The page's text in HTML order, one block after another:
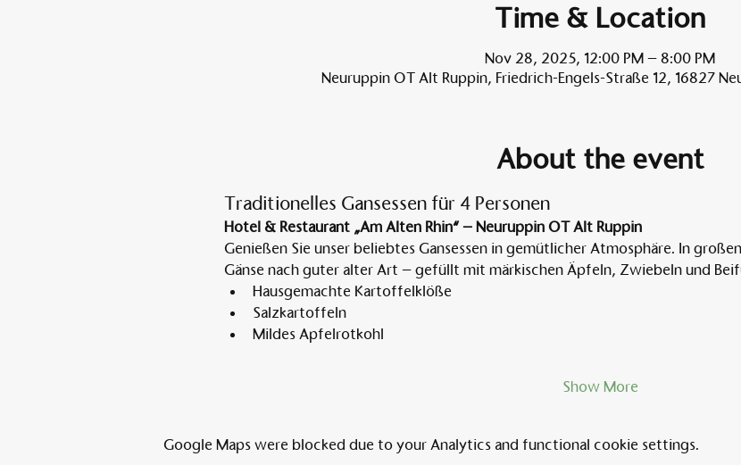
Time & Location
Nov 28, 2025, 12:00 PM – 8:00 PM
Neuruppin OT Alt Ruppin, Friedrich-Engels-Straße 12, 16827
About the event
Traditionelles Gansessen für 4 Personen
Hotel & Restaurant „Am Alten Rhin“ – Neuruppin OT Alt Ruppin
Genießen Sie unser beliebtes Gansessen in gemütlicher Atmosphäre. In
Gänse nach guter alter Art – gefüllt mit märkischen Äpfeln, Zwiebeln und
Hausgemachte Kartoffelklöße
Salzkartoffeln
Mildes Apfelrotkohl
Show More
Google Maps were blocked due to your Analytics and functional cookie settings.